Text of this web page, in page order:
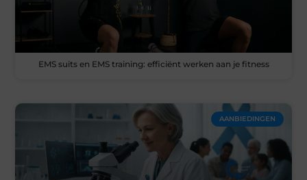
EMS suits en EMS training: efficiënt werken aan je fitness
AANBIEDINGEN